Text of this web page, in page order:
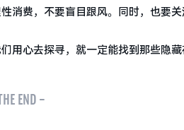
消费，不要盲目跟风。同时，也要
用心去探寻，就一定能找到那些隐
END -